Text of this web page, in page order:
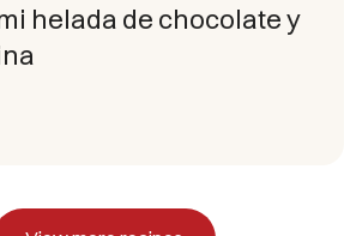
helada de chocolate y